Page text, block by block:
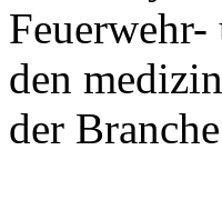
den
der